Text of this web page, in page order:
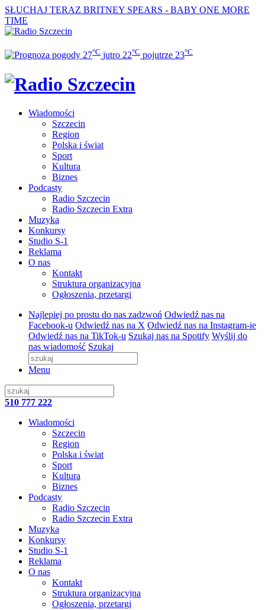
SŁUCHAJ TERAZ BRITNEY SPEARS - BABY ONE MORE
TIME
27°C jutro 22°C pojutrze 23°C
Wiadomości
Szczecin
Region
Polska i świat
Sport
Kultura
Biznes
Podcasty
Radio Szczecin
Radio Szczecin Extra
Muzyka
Konkursy
Studio S-1
Reklama
O nas
Kontakt
Struktura organizacyjna
Ogłoszenia, przetargi
Najlepiej po prostu do nas zadzwoń Odwiedź nas na
Facebook-u Odwiedź nas na X Odwiedź nas na Instagram-ie
Odwiedź nas na TikTok-u Szukaj nas na Spotify Wyślij do
nas wiadomość Szukaj
Menu
510 777 222
Wiadomości
Szczecin
Region
Polska i świat
Sport
Kultura
Biznes
Podcasty
Radio Szczecin
Radio Szczecin Extra
Muzyka
Konkursy
Studio S-1
Reklama
O nas
Kontakt
Struktura organizacyjna
Ogłoszenia, przetargi